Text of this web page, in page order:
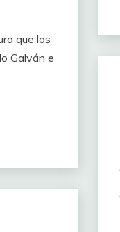
que los
Galván e